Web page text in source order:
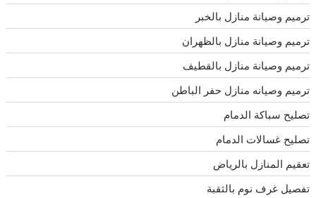
ترميم وصيانة منازل بالخبر
ترميم وصيانة منازل بالظهران
ترميم وصيانة منازل بالقطيف
ترميم وصيانه منازل حفر الباطن
تصليح سباكة الدمام
تصليح غسالات الدمام
تعقيم المنازل بالرياض
تفصيل غرف نوم بالثقبة